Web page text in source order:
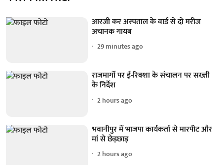
आरजी कर अस्पताल के वार्ड से दो मरीज
अचानक गायब
29 minutes ago
राजमार्गों पर ई-रिक्शा के संचालन पर सख्ती
के निर्देश
2 hours ago
भवानीपुर में भाजपा कार्यकर्ता से मारपीट और
मां से छेड़छाड़
2 hours ago